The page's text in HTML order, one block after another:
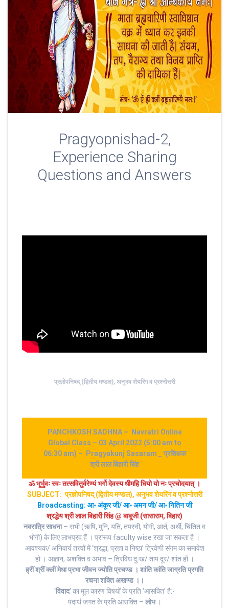
Pragyopnishad-2,
Experience Sharing
Questions and Answers
प्रज्ञोपनिषद् (द्वितीय मण्डल), अनुभव शेयरिंग व प्रश्नोत्तरी
PANCHKOSH SADHNA – Navratri Online
Global Class – 03 April 2022 (5:00 am to
06:30 am) – Pragyakunj Sasaram _ प्रशिक्षक
श्री लाल बिहारी सिंह
ॐ भूर्भुवः स्‍वः तत्‍सवितुर्वरेण्‍यं भर्गो देवस्य धीमहि धियो यो नः प्रचोदयात्‌ ।
SUBJECT: प्रज्ञोपनिषद् (द्वितीय मण्डल), अनुभव शेयरिंग व प्रश्नोत्तरी
Broadcasting: आ॰ अंकूर जी/ आ॰ अमन जी/ आ॰ नितिन जी
श्रद्धेय श्री लाल बिहारी सिंह @ बाबूजी (सासाराम, बिहार)
नवरात्रि साधना– सभी (ऋषि, मुनि, यति, तपस्वी, योगी, आर्त, अर्थी, चिंतित व
भोगी) के लिए लाभप्रद हैं । प्रारूप faculty wise रखा जा सकता है ।
आवश्यक/ अनिवार्य तत्त्वों में ‘श्रद्धा, प्रज्ञा व निष्ठा’ त्रिवेणी संगम का समावेश
हो । अज्ञान, अशक्ति व अभाव – त्रिविध दुःख/ ताप दूर/ शांत हों ।
ह्रीं श्रीं क्लीं मेधा प्रभा जीवन ज्योति प्रचण्ड । शांति कांति जाग्रति प्रगति
रचना शक्ति अखण्ड ।।
‘विवाद‘ का मूल कारण विषयों के प्रति ‘आसक्ति’ है:-
पदार्थ जगत के प्रति आसक्ति – लोभ।